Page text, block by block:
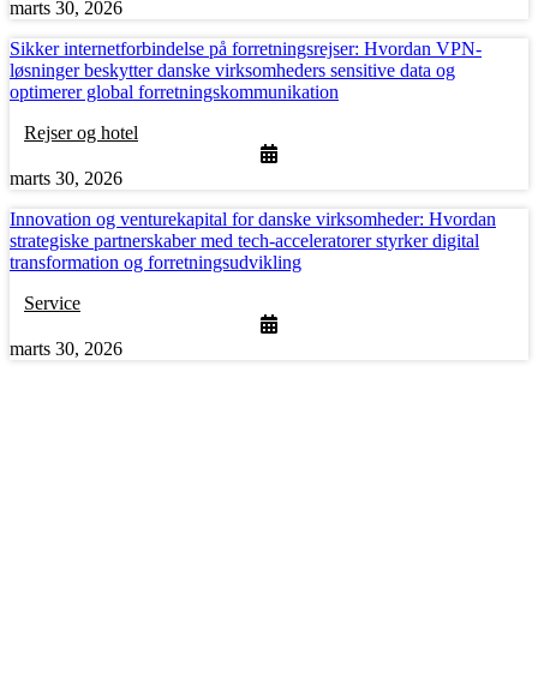
marts 30, 2026
Sikker internetforbindelse på forretningsrejser: Hvordan VPN-
løsninger beskytter danske virksomheders sensitive data og
optimerer global forretningskommunikation
Rejser og hotel
marts 30, 2026
Innovation og venturekapital for danske virksomheder: Hvordan
strategiske partnerskaber med tech-acceleratorer styrker digital
transformation og forretningsudvikling
Service
marts 30, 2026